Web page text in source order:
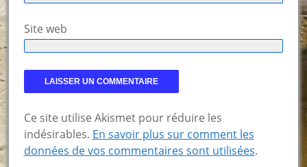
Site web
Ce site utilise Akismet pour réduire les
indésirables. En savoir plus sur comment les
données de vos commentaires sont utilisées.